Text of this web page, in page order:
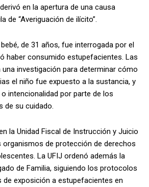
en la apertura de una causa
de “Averiguación de ilícito”.
de 31 años, fue interrogada por el
haber consumido estupefacientes. Las
investigación para determinar cómo
el niño fue expuesto a la sustancia, y
intencionalidad por parte de los
de su cuidado.
la Unidad Fiscal de Instrucción y Juicio
organismos de protección de derechos
La UFIJ ordenó además la
de Familia, siguiendo los protocolos
exposición a estupefacientes en